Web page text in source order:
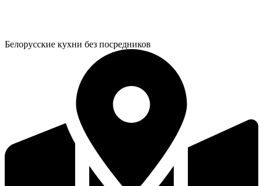
Белорусские кухни без посредников